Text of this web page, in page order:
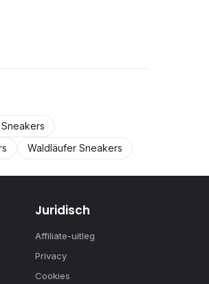
Waldläufer Sneakers
Juridisch
Affiliate-uitleg
Privacy
Cookies